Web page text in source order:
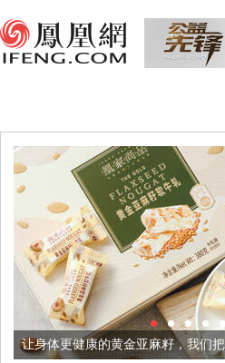
黄金亚麻籽，我们把它加到了牛轧糖里